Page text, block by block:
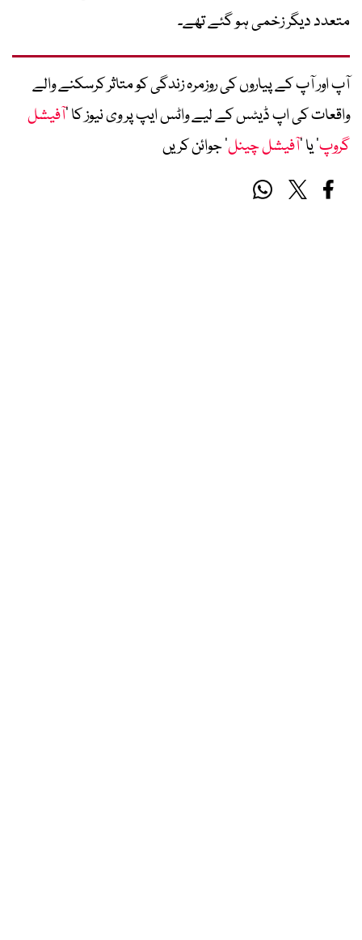
متعدد دیگر زخمی ہو گئے تھے۔
آپ اور آپ کے پیاروں کی روزمرہ زندگی کو متاثر کرسکنے والے
واقعات کی اپ ڈیٹس کے لیے واٹس ایپ پر وی نیوز کا ’آفیشل
گروپ‘ یا ’آفیشل چینل‘ جوائن کریں